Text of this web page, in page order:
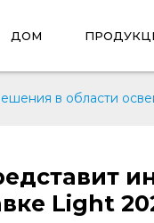
ДОМ
в области
Light